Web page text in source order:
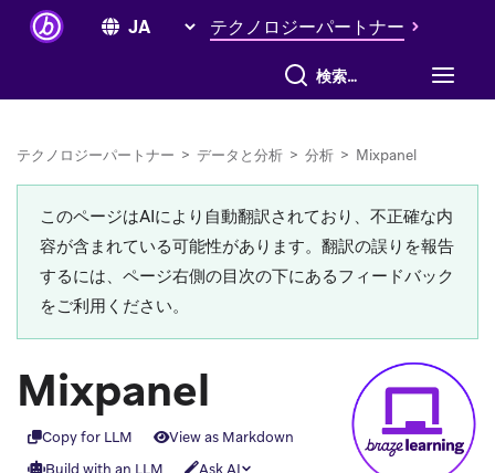
テクノロジーパートナー
すべて検索
テクノロジーパートナー > データと分析 > 分析 > Mixpanel
このページはAIにより自動翻訳されており、不正確な内
容が含まれている可能性があります。翻訳の誤りを報告
するには、ページ右側の目次の下にあるフィードバック
をご利用ください。
Mixpanel
Copy for LLM
View as Markdown
Build with an LLM
Ask AI